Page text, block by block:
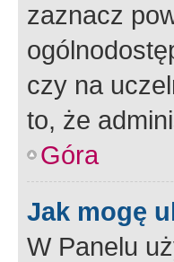
zaznacz
czy na
to, że
Góra
Jak mogę
W Panelu